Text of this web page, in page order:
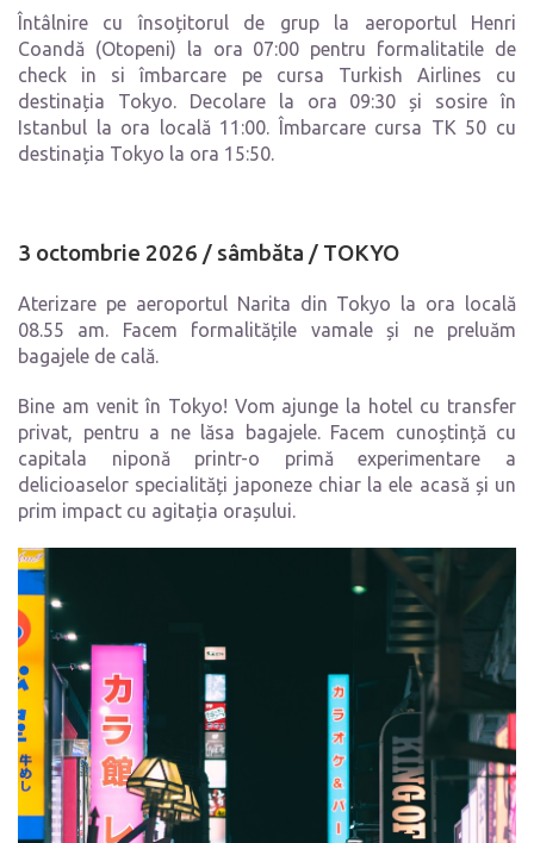
Întâlnire cu însoțitorul de grup la aeroportul Henri
Coandă (Otopeni) la ora 07:00 pentru formalitatile de
check in si îmbarcare pe cursa Turkish Airlines cu
destinația Tokyo. Decolare la ora 09:30 și sosire în
Istanbul la ora locală 11:00. Îmbarcare cursa TK 50 cu
destinația Tokyo la ora 15:50.
3 octombrie 2026 / sâmbăta / TOKYO
Aterizare pe aeroportul Narita din Tokyo la ora locală
08.55 am. Facem formalitățile vamale și ne preluăm
bagajele de cală.
Bine am venit în Tokyo! Vom ajunge la hotel cu transfer
privat, pentru a ne lăsa bagajele. Facem cunoștință cu
capitala niponă printr-o primă experimentare a
delicioaselor specialități japoneze chiar la ele acasă și un
prim impact cu agitația orașului.